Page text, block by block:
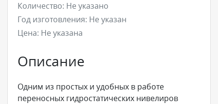
Количество: Не указано
Год изготовления: Не указан
Цена: Не указана
Описание
Одним из простых и удобных в работе
переносных гидростатических нивелиров